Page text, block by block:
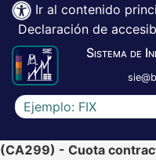
Ir al contenido
Declaración de
Sistema de
Escriba el texto a buscar
(CA299) - Cuota